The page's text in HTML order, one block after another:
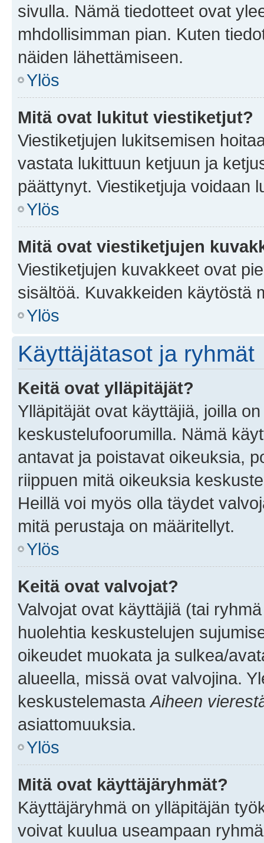
sivulla. Nämä tiedotteet ovat
mhdollisimman pian. Kuten
näiden lähettämiseen.
Ylös
Mitä ovat lukitut viestiketjut?
Viestiketjujen lukitsemisen
vastata lukittuun ketjuun ja
päättynyt. Viestiketjuja voidaan
Ylös
Mitä ovat viestiketjujen
Viestiketjujen kuvakkeet ovat
sisältöä. Kuvakkeiden käytöstä
Ylös
Käyttäjätasot ja ryhmät
Keitä ovat ylläpitäjät?
Ylläpitäjät ovat käyttäjiä, joilla
keskustelufoorumilla. Nämä
antavat ja poistavat oikeuksia,
riippuen mitä oikeuksia
Heillä voi myös olla täydet
mitä perustaja on määritellyt.
Ylös
Keitä ovat valvojat?
Valvojat ovat käyttäjiä (tai
huolehtia keskustelujen
oikeudet muokata ja sulkea/
alueella, missä ovat valvojina.
keskustelemasta Aiheen
asiattomuuksia.
Ylös
Mitä ovat käyttäjäryhmät?
Käyttäjäryhmä on ylläpitäjän
voivat kuulua useampaan